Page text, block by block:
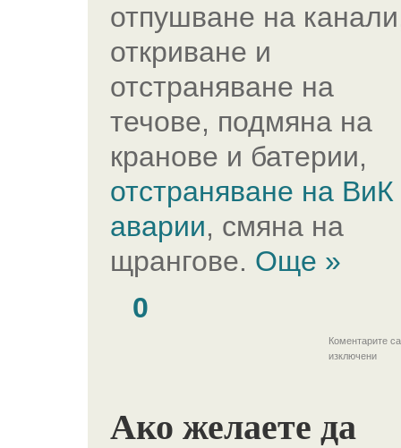
отпушване на
откриване и
отстраняване на
течове, подмяна на
кранове и батерии,
отстраняване на ВиК
аварии, смяна на
щрангове. Още »
0
Коментарите са
изключени
Ако желаете да